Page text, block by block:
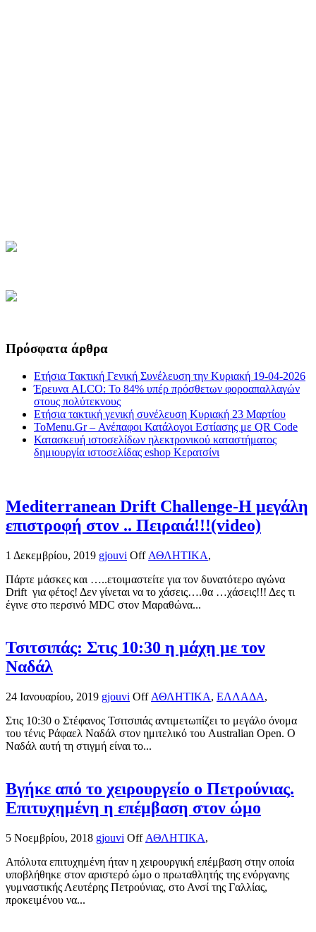
Πρόσφατα άρθρα
Ετήσια Τακτική Γενική Συνέλευση την Κυριακή 19-04-2026
Έρευνα ALCO: Το 84% υπέρ πρόσθετων φοροαπαλλαγών
στους πολύτεκνους
Ετήσια τακτική γενική συνέλευση Κυριακή 23 Μαρτίου
ToMenu.Gr – Ανέπαφοι Κατάλογοι Εστίασης με QR Code
Κατασκευή ιστοσελίδων ηλεκτρονικού καταστήματος
δημιουργία ιστοσελίδας eshop Κερατσίνι
Mediterranean Drift Challenge-Η μεγάλη
επιστροφή στον .. Πειραιά!!!(video)
1 Δεκεμβρίου, 2019 gjouvi Off ΑΘΛΗΤΙΚΑ,
Πάρτε μάσκες και …..ετοιμαστείτε για τον δυνατότερο αγώνα
Drift για φέτος! Δεν γίνεται να το χάσεις….θα …χάσεις!!! Δες τι
έγινε στο περσινό MDC στον Μαραθώνα...
Τσιτσιπάς: Στις 10:30 η μάχη με τον
Ναδάλ
24 Ιανουαρίου, 2019 gjouvi Off ΑΘΛΗΤΙΚΑ, ΕΛΛΑΔΑ,
Στις 10:30 ο Στέφανος Τσιτσιπάς αντιμετωπίζει το μεγάλο όνομα
του τένις Ράφαελ Ναδάλ στον ημιτελικό του Australian Open. Ο
Ναδάλ αυτή τη στιγμή είναι το...
Βγήκε από το χειρουργείο ο Πετρούνιας.
Επιτυχημένη η επέμβαση στον ώμο
5 Νοεμβρίου, 2018 gjouvi Off ΑΘΛΗΤΙΚΑ,
Απόλυτα επιτυχημένη ήταν η χειρουργική επέμβαση στην οποία
υποβλήθηκε στον αριστερό ώμο ο πρωταθλητής της ενόργανης
γυμναστικής Λευτέρης Πετρούνιας, στο Ανσί της Γαλλίας,
προκειμένου να...